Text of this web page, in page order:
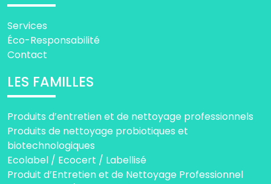
Services
Éco-Responsabilité
Contact
LES FAMILLES
Produits d’entretien et de nettoyage professionnels
Produits de nettoyage probiotiques et
biotechnologiques
Ecolabel / Ecocert / Labellisé
Produit d’Entretien et de Nettoyage Professionnel